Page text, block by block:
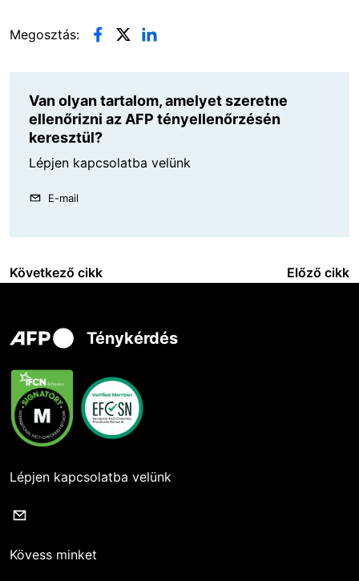
Megosztás:
Van olyan tartalom, amelyet szeretne
ellenőrizni az AFP tényellenőrzésén
keresztül?
Lépjen kapcsolatba velünk
E-mail
Következő cikk Előző cikk
Ténykérdés
Lépjen kapcsolatba velünk
Kövess minket